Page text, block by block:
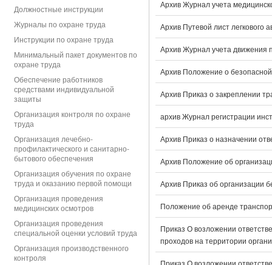
Должностные инструкции
Журналы по охране труда
Инструкции по охране труда
Минимальный пакет документов по
охране труда
Обеспечение работников
средствами индивидуальной
защиты
Организация контроля по охране
труда
Организация лечебно-
профилактического и санитарно-
бытового обеспечения
Организация обучения по охране
труда и оказанию первой помощи
Организация проведения
медицинских осмотров
Организация проведения
специальной оценки условий труда
Организация производственного
контроля
Архив Журнал учета
Архив Путевой лист легкового
Архив Журнал учета движения
Архив Положение о
Архив Приказ о закреплении
архив Журнал регистрации
Архив Приказ о назначении
Архив Положение об
Архив Приказ об организации
Положение об аренде
Приказ О возложении
проходов на территории